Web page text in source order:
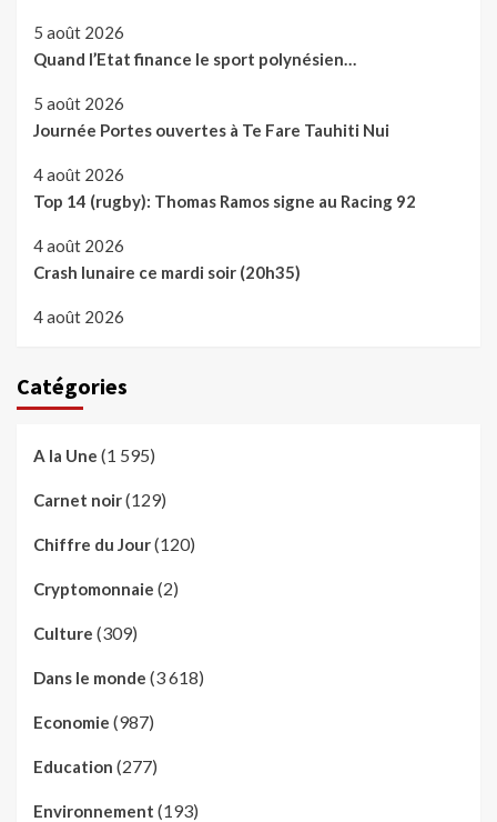
5 août 2026
Quand l’Etat finance le sport polynésien…
5 août 2026
Journée Portes ouvertes à Te Fare Tauhiti Nui
4 août 2026
Top 14 (rugby): Thomas Ramos signe au Racing 92
4 août 2026
Crash lunaire ce mardi soir (20h35)
4 août 2026
Catégories
A la Une (1 595)
Carnet noir(129)
Chiffre du Jour(120)
Cryptomonnaie (2)
Culture (309)
Dans le monde (3 618)
Economie (987)
Education (277)
Environnement (193)